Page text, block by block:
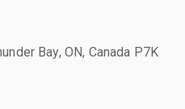
Bay, ON, Canada P7K